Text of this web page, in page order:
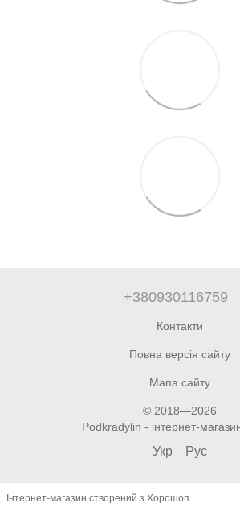
+380930116759
Контакти
Повна версія сайту
Мапа сайту
© 2018—2026
Podkradylin - інтернет-
Укр Рус
Інтернет-магазин створений з Хорошоп